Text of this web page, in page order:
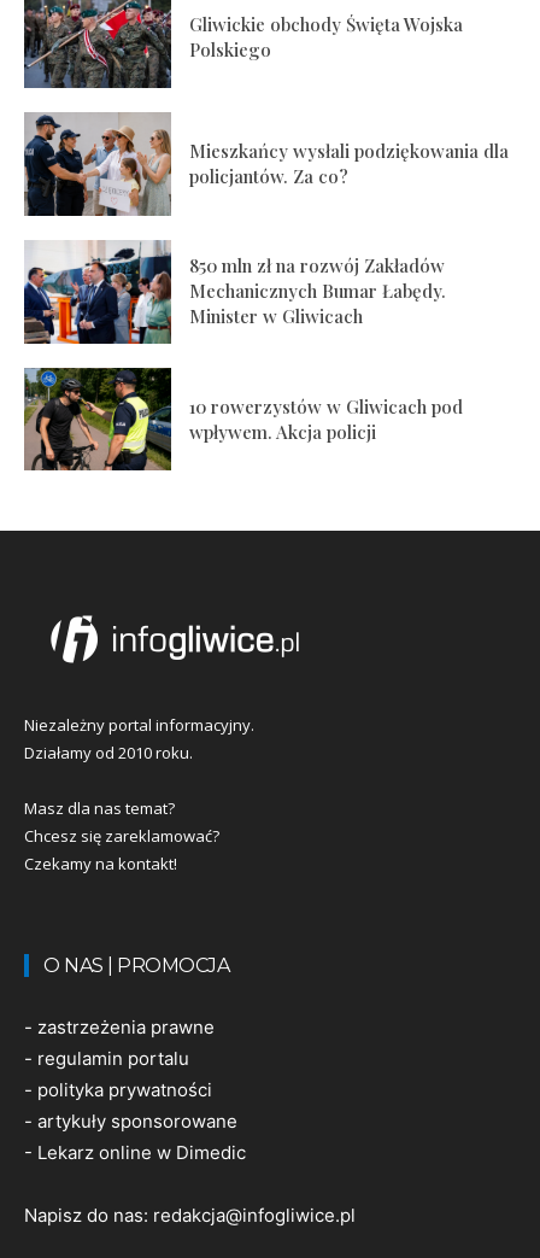
Gliwickie obchody Święta Wojska
Polskiego
Mieszkańcy wysłali podziękowania dla
policjantów. Za co?
850 mln zł na rozwój Zakładów
Mechanicznych Bumar Łabędy.
Minister w Gliwicach
10 rowerzystów w Gliwicach pod
wpływem. Akcja policji
Niezależny portal informacyjny.
Działamy od 2010 roku.
Masz dla nas temat?
Chcesz się zareklamować?
Czekamy na kontakt!
O NAS | PROMOCJA
- zastrzeżenia prawne
- regulamin portalu
- polityka prywatności
- artykuły sponsorowane
- Lekarz online w Dimedic
Napisz do nas: redakcja@infogliwice.pl